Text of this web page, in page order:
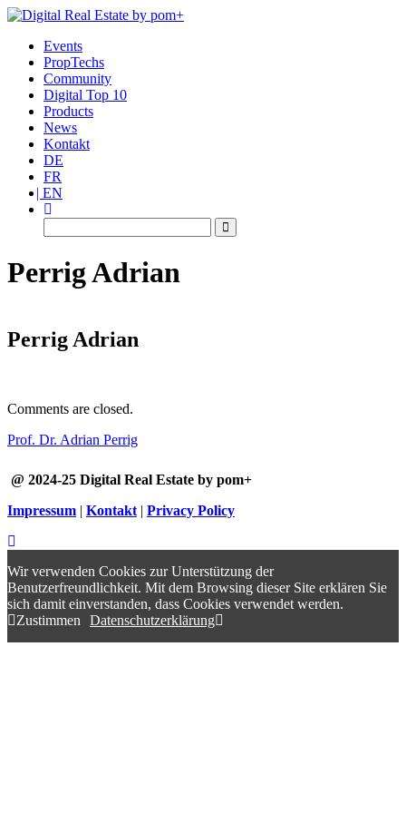
Events
PropTechs
Community
Digital Top 10
Products
News
Kontakt
DE
FR
EN
Perrig Adrian
Perrig Adrian
Comments are closed.
Prof. Dr. Adrian Perrig
@ 2024-25 Digital Real Estate by pom+
Impressum | Kontakt | Privacy Policy
Wir verwenden Cookies zur Unterstützung der
Benutzerfreundlichkeit. Mit dem Browsing dieser Site erklären Sie
sich damit einverstanden, dass Cookies verwendet werden.
Zustimmen
Datenschutzerklärung